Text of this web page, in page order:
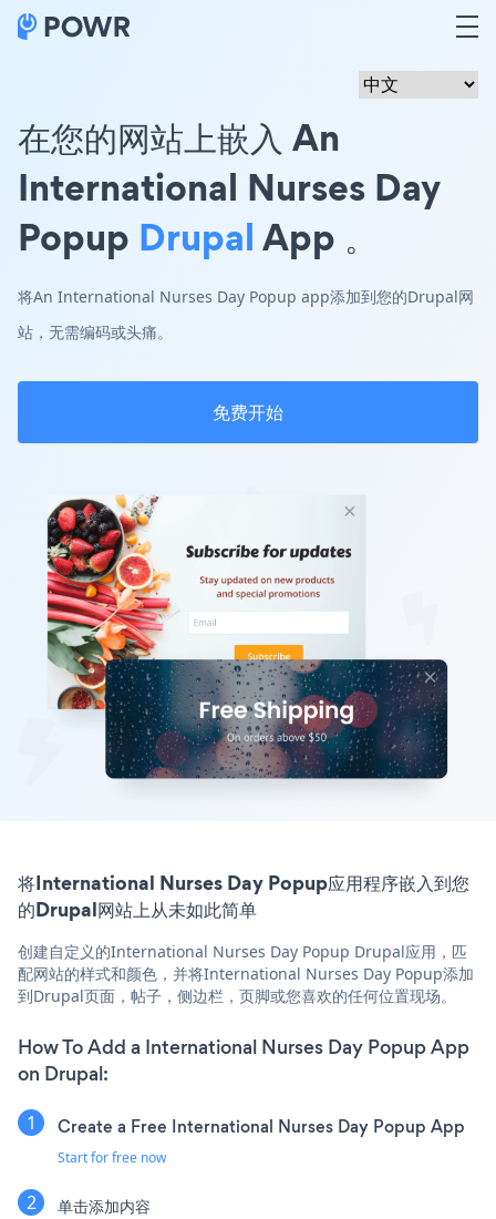
在您的网站上嵌入 An
International Nurses Day
Popup DrupalApp 。
将An International Nurses Day Popup app添加到您的Drupal网
站，无需编码或头痛。
免费开始
将International Nurses Day Popup应用程序嵌入到您
的Drupal网站上从未如此简单
创建自定义的International Nurses Day Popup Drupal应用，匹
配网站的样式和颜色，并将International Nurses Day Popup添加
到Drupal页面，帖子，侧边栏，页脚或您喜欢的任何位置现场。
How To Add a International Nurses Day Popup App
on Drupal:
Create a Free International Nurses Day Popup App
Start for free now
单击添加内容